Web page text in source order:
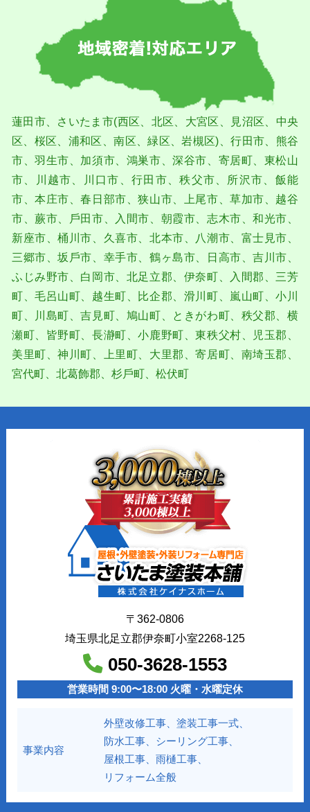
蓮⽥市、さいたま市(⻄区、北区、⼤宮区、⾒沼区、中央
区、桜区、浦和区、南区、緑区、岩槻区)、⾏⽥市、熊⾕
市、⽻⽣市、加須市、鴻巣市、深⾕市、寄居町、東松⼭
市、川越市、川⼝市、⾏⽥市、秩⽗市、所沢市、飯能
市、本庄市、春⽇部市、狭⼭市、上尾市、草加市、越⾕
市、蕨市、⼾⽥市、⼊間市、朝霞市、志木市、和光市、
新座市、桶川市、久喜市、北本市、⼋潮市、富士⾒市、
三郷市、坂⼾市、幸手市、鶴ヶ島市、⽇⾼市、吉川市、
ふじみ野市、⽩岡市、北足⽴郡、伊奈町、⼊間郡、三芳
町、⽑呂⼭町、越⽣町、⽐企郡、滑川町、嵐⼭町、⼩川
町、川島町、吉⾒町、鳩⼭町、ときがわ町、秩⽗郡、横
瀬町、皆野町、⻑瀞町、⼩⿅野町、東秩⽗村、児⽟郡、
美⾥町、神川町、上⾥町、⼤⾥郡、寄居町、南埼⽟郡、
宮代町、北葛飾郡、杉⼾町、松伏町
〒362-0806
埼玉県北足立郡伊奈町小室2268-125
050-3628-1553
営業時間 9:00〜18:00 火曜・水曜定休
事業内容
外壁改修工事、塗装工事⼀式、
防水工事、シーリング工事、
屋根工事、雨樋工事、
リフォーム全般